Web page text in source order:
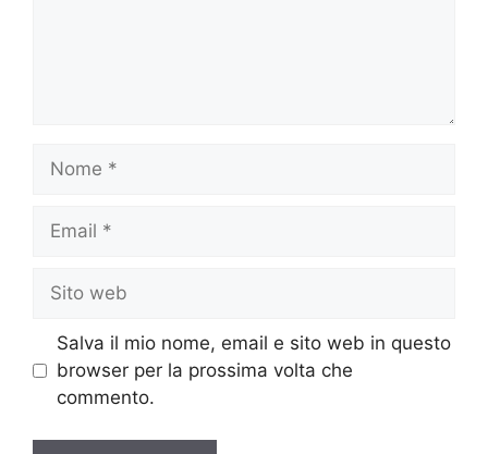
Nome
Email
Sito
web
Salva il mio nome, email e sito web in questo
browser per la prossima volta che
commento.